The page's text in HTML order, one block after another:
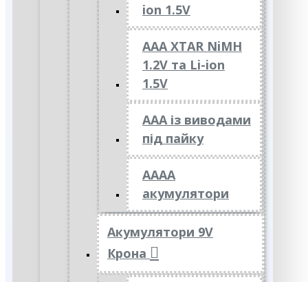
ion 1.5V
AAA XTAR NiMH
1.2V та Li-ion
1.5V
ААА із виводами
під пайку
АААА
акумулятори
Акумулятори 9V
Крона